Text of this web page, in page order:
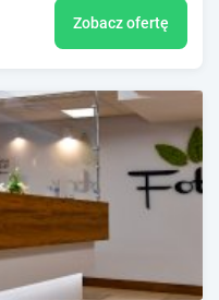
Zobacz ofertę